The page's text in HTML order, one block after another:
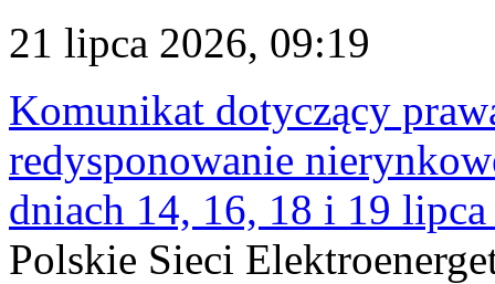
21 lipca 2026, 09:19
Komunikat dotyczący
redysponowanie
dniach 14, 16, 18 i 19
Polskie Sieci